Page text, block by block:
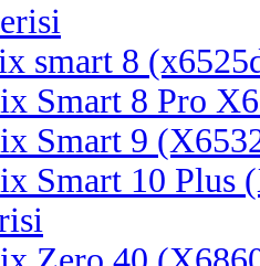
smart 8
Smart 8 Pro
Smart 9
Smart 10 Plus